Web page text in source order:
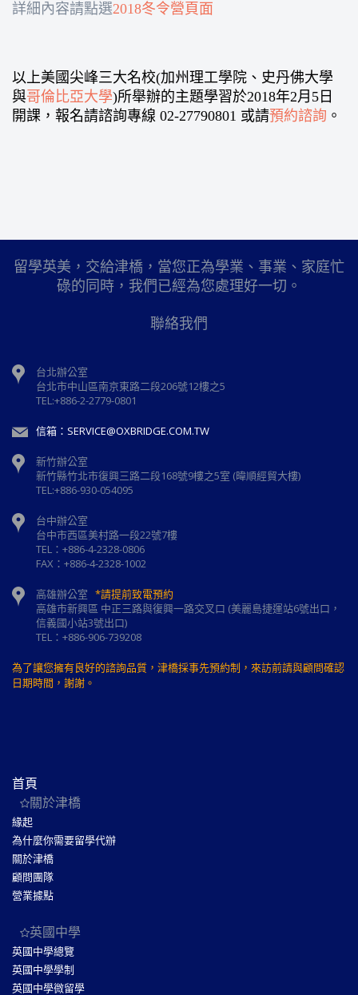
詳細內容請點選2018冬令營頁面
以上美國尖峰三大名校(加州理工學院、史丹佛大學
與哥倫比亞大學)所舉辦的主題學習於2018年2月5日
開課，報名請諮詢專線 02-27790801 或請預約諮詢 。
留學英美，交給津橋，當您正為學業、事業、家庭忙
碌的同時，我們已經為您處理好一切。
聯絡我們
台北辦公室
台北市中山區南京東路二段206號12樓之5
TEL:+886-2-2779-0801
信箱：SERVICE@OXBRIDGE.COM.TW
新竹辦公室
新⽵縣⽵北市復興三路⼆段168號9樓之5室 (暐順經貿大樓)
TEL:+886-930-054095
台中辦公室
台中市西區美村路一段22號7樓
TEL：+886-4-2328-0806
FAX：+886-4-2328-1002
高雄辦公室 *請提前致電預約
高雄市新興區 中正三路與復興一路交叉口 (美麗島捷運站6號出口，
信義國小站3號出口)
TEL：+886-906-739208
為了讓您擁有良好的諮詢品質，津橋採事先預約制，來訪前請與顧問確認
日期時間，謝謝。
首頁
關於津橋
緣起
為什麼你需要留學代辦
關於津橋
顧問團隊
營業據點
英國中學
英國中學總覽
英國中學學制
英國中學微留學